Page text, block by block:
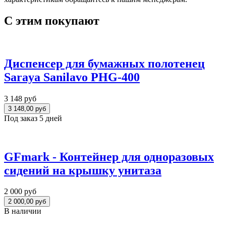
С этим покупают
Диспенсер для бумажных полотенец
Saraya Sanilavo PHG-400
3 148 руб
Под заказ 5 дней
GFmark - Контейнер для одноразовых
сидений на крышку унитаза
2 000 руб
В наличии